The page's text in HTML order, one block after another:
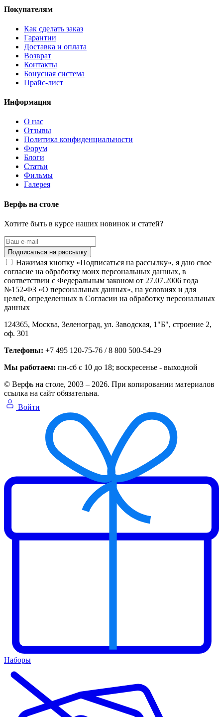
Покупателям
Как сделать заказ
Гарантии
Доставка и оплата
Возврат
Контакты
Бонусная система
Прайс-лист
Информация
О нас
Отзывы
Политика конфиденциальности
Форум
Блоги
Статьи
Фильмы
Галерея
Верфь на столе
Хотите быть в курсе наших новинок и статей?
Нажимая кнопку «Подписаться на рассылку», я даю свое
согласие на обработку моих персональных данных, в
соответствии с Федеральным законом от 27.07.2006 года
№152-ФЗ «О персональных данных», на условиях и для
целей, определенных в Согласии на обработку персональных
данных
124365, Москва, Зеленоград, ул. Заводская, 1"Б", строение 2,
оф. 301
Телефоны: +7 495 120-75-76 / 8 800 500-54-29
Мы работаем: пн-сб с 10 до 18; воскресенье - выходной
© Верфь на столе, 2003 – 2026. При копировании материалов
ссылка на сайт обязательна.
Войти
Наборы